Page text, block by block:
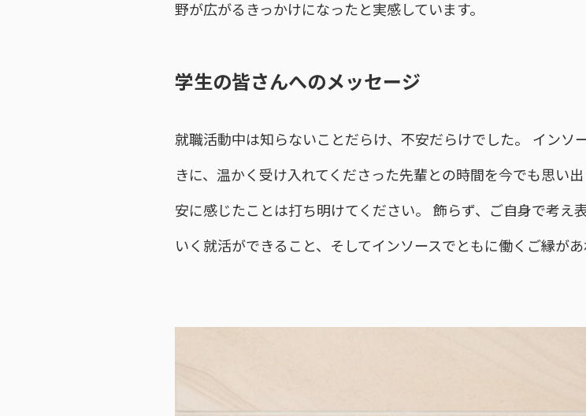
野が広がるきっかけになったと実感しています。
学生の皆さんへのメッセージ
就職活動中は知らないことだらけ、不安だらけでした。 インソ
きに、温かく受け入れてくださった先輩との時間を今でも思い
安に感じたことは打ち明けてください。 飾らず、ご自身で考え
いく就活ができること、そしてインソースでともに働くご縁があ